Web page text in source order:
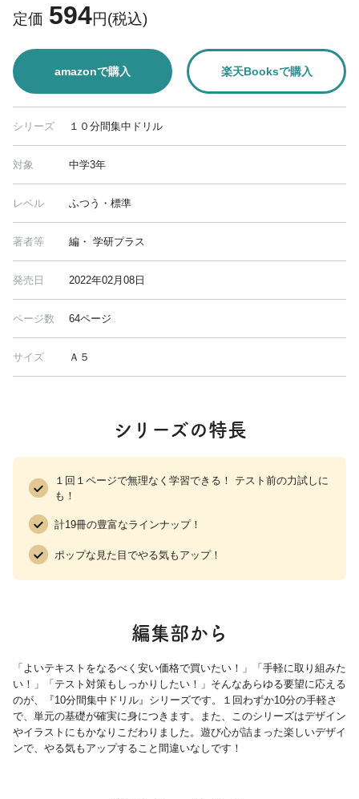
定価 594円(税込)
amazonで購入 楽天Booksで購入
シリーズ １０分間集中ドリル
対象 中学3年
レベル ふつう・標準
著者等 編・ 学研プラス
発売日 2022年02月08日
ページ数 64ページ
サイズ Ａ５
シリーズの特長
１回１ページで無理なく学習できる！ テスト前の力試しに
も！
計19冊の豊富なラインナップ！
ポップな見た目でやる気もアップ！
編集部から
「よいテキストをなるべく安い価格で買いたい！」「手軽に取り組みた
い！」「テスト対策もしっかりしたい！」そんなあらゆる要望に応える
のが、『10分間集中ドリル』シリーズです。１回わずか10分の手軽さ
で、単元の基礎が確実に身につきます。また、このシリーズはデザイン
やイラストにもかなりこだわりました。遊び心が詰まった楽しいデザイ
ンで、やる気もアップすること間違いなしです！